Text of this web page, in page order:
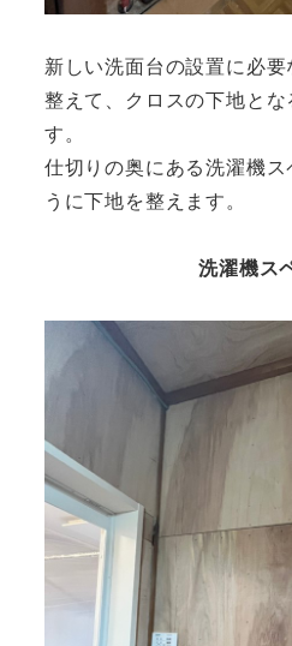
新しい洗面台の設置に必
整えて、クロスの下地とな
す。
仕切りの奥にある洗濯機
うに下地を整えます。
洗濯機ス